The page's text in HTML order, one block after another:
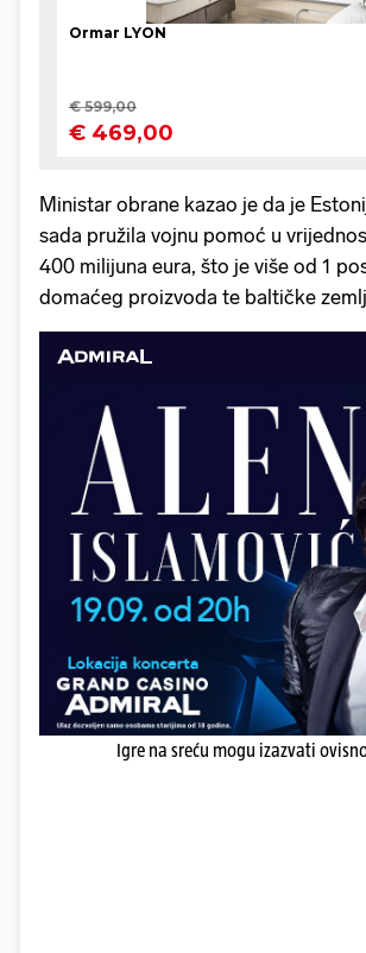
Ministar obrane kazao je da je
sada pružila vojnu pomoć u
400 milijuna eura, što je više od 1
domaćeg proizvoda te baltičke
Igre na sreću mogu izazvati